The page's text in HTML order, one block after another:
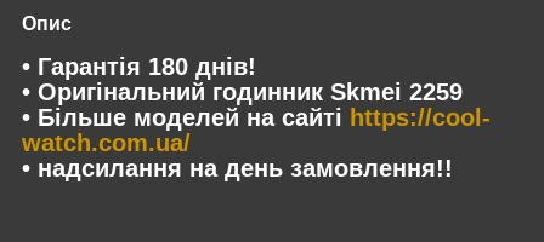
Опис
• Гарантія 180 днів!
• Оригінальний годинник Skmei 2259
• Більше моделей на сайті https://cool-
watch.com.ua/
• надсилання на день замовлення!!